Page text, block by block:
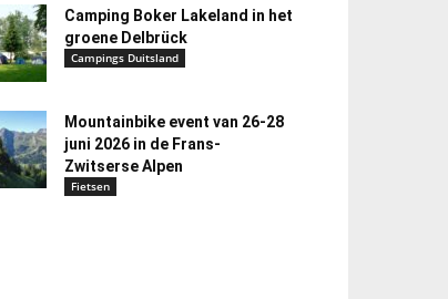
Camping Boker Lakeland in het
groene Delbrück
Campings Duitsland
Mountainbike event van 26-28
juni 2026 in de Frans-
Zwitserse Alpen
Fietsen